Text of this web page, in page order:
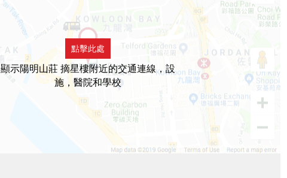
點擊此處
顯示陽明山莊 摘星樓附近的交通連線，設
施，醫院和學校